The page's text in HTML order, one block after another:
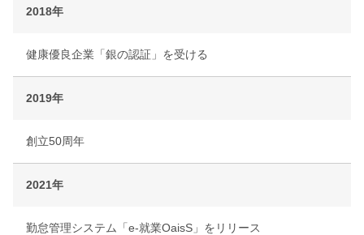
2018年
健康優良企業「銀の認証」を受ける
2019年
創立50周年
2021年
勤怠管理システム「e-就業OaisS」をリリース